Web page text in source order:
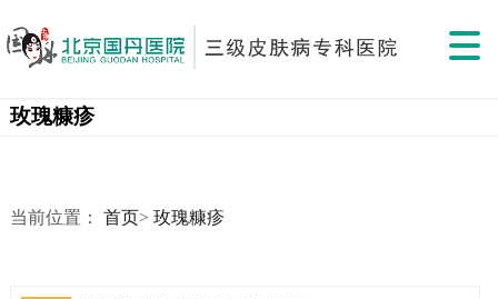
玫瑰糠疹
当前位置： 首页> 玫瑰糠疹